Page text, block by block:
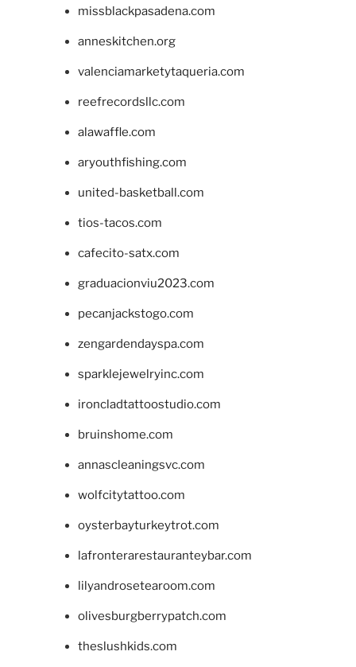
missblackpasadena.com
anneskitchen.org
valenciamarketytaqueria.com
reefrecordsllc.com
alawaffle.com
aryouthfishing.com
united-basketball.com
tios-tacos.com
cafecito-satx.com
graduacionviu2023.com
pecanjackstogo.com
zengardendayspa.com
sparklejewelryinc.com
ironcladtattoostudio.com
bruinshome.com
annascleaningsvc.com
wolfcitytattoo.com
oysterbayturkeytrot.com
lafronterarestauranteybar.com
lilyandrosetearoom.com
olivesburgberrypatch.com
theslushkids.com